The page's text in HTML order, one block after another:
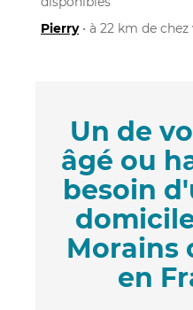
Pierry• à 22 km de
Un de
âgé ou
besoin
Morains
en